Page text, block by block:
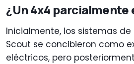
¿Un 4x4
Inicialmente, los sistemas
Scout se concibieron como
eléctricos, pero